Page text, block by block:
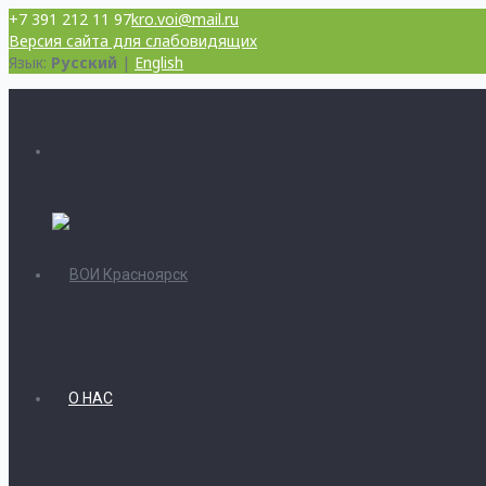
+7 391 212 11 97kro.voi@mail.ru
Версия сайта для слабовидящих
Язык: Русский | English
О НАС